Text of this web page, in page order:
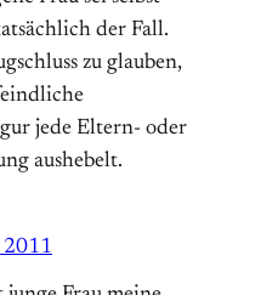
der Fall.
zu glauben,
jede Eltern- oder
aushebelt.
2011